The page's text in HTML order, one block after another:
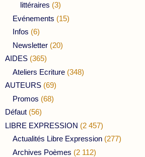
littéraires (3)
Evénements (15)
Infos (6)
Newsletter (20)
AIDES (365)
Ateliers Ecriture (348)
AUTEURS (69)
Promos (68)
Défaut (56)
LIBRE EXPRESSION (2 457)
Actualités Libre Expression (277)
Archives Poèmes (2 112)